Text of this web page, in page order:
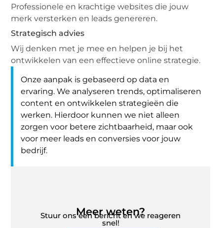
Professionele en krachtige websites die jouw
merk versterken en leads genereren.
Strategisch advies
Wij denken met je mee en helpen je bij het
ontwikkelen van een effectieve online strategie.
Onze aanpak is gebaseerd op data en
ervaring. We analyseren trends, optimaliseren
content en ontwikkelen strategieën die
werken. Hierdoor kunnen we niet alleen
zorgen voor betere zichtbaarheid, maar ook
voor meer leads en conversies voor jouw
bedrijf.
Meer weten?
Stuur ons een bericht en we reageren
snel!